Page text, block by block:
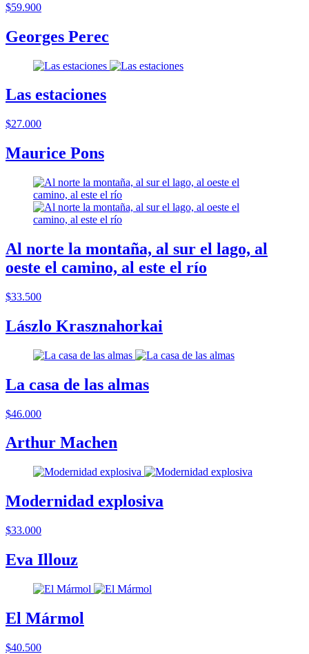
$59.900
Georges Perec
Las estaciones
$27.000
Maurice Pons
Al norte la montaña, al sur el lago, al
oeste el camino, al este el río
$33.500
Lászlo Krasznahorkai
La casa de las almas
$46.000
Arthur Machen
Modernidad explosiva
$33.000
Eva Illouz
El Mármol
$40.500